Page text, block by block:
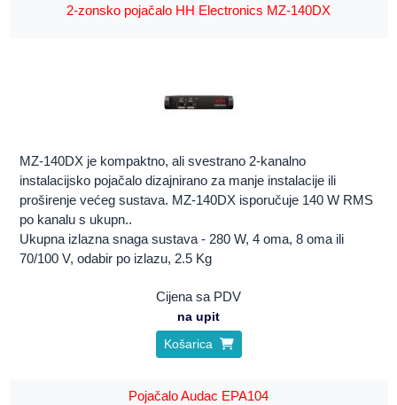
2-zonsko pojačalo HH Electronics MZ-140DX
MZ-140DX je kompaktno, ali svestrano 2-kanalno
instalacijsko pojačalo dizajnirano za manje instalacije ili
proširenje većeg sustava. MZ-140DX isporučuje 140 W RMS
po kanalu s ukupn..
Ukupna izlazna snaga sustava - 280 W, 4 oma, 8 oma ili
70/100 V, odabir po izlazu, 2.5 Kg
Cijena sa PDV
na upit
Košarica
Pojačalo Audac EPA104